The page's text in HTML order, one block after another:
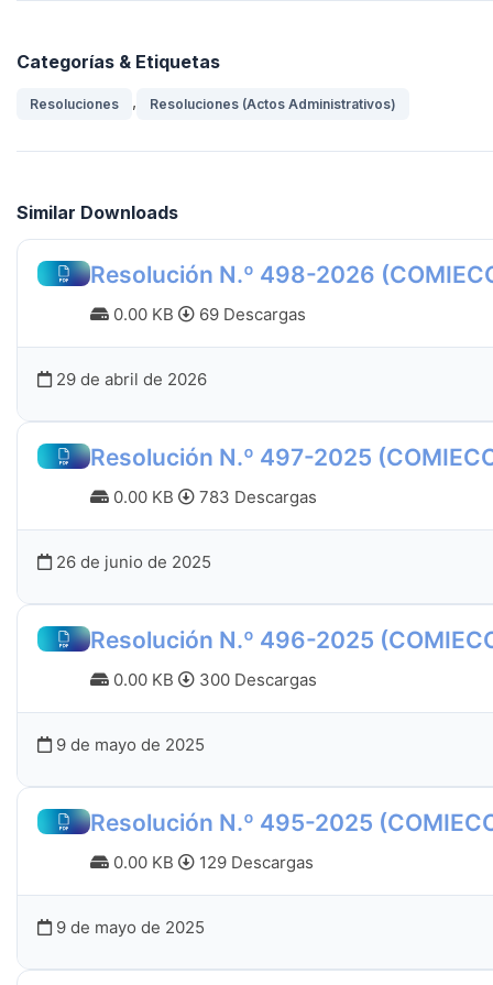
Categorías & Etiquetas
Resoluciones , Resoluciones (Actos Administrativos)
Similar Downloads
Resolución N.º 498-2026
0.00 KB 69 Descargas
29 de abril de 2026
Resolución N.º 497-2025
0.00 KB 783 Descargas
26 de junio de 2025
Resolución N.º 496-2025
0.00 KB 300 Descargas
9 de mayo de 2025
Resolución N.º 495-2025
0.00 KB 129 Descargas
9 de mayo de 2025